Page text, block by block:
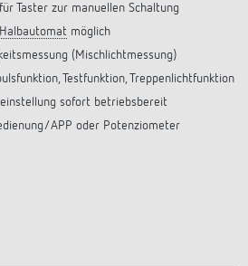
Taster zur manuellen Schaltung
Halbautomat möglich
(Mischlichtmessung)
Testfunktion, Treppenlichtfunktion
sofort betriebsbereit
APP oder Potenziometer